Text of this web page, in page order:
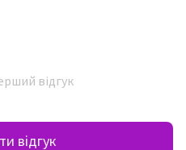
відгук
відгук